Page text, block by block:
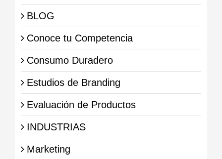
BLOG
Conoce tu Competencia
Consumo Duradero
Estudios de Branding
Evaluación de Productos
INDUSTRIAS
Marketing